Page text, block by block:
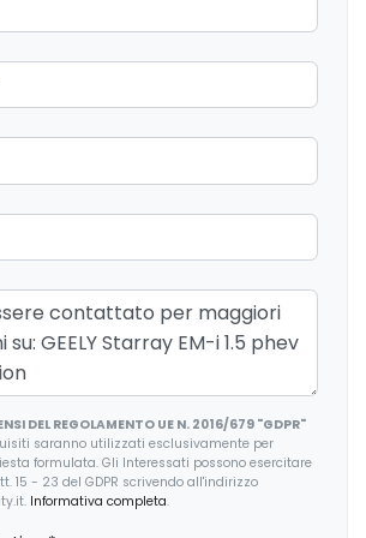
rilevamento angolo cieco
DEL REGOLAMENTO UE N. 2016/679 "GDPR"
saranno utilizzati esclusivamente per
formulata. Gli Interessati possono esercitare
15 - 23 del GDPR scrivendo all'indirizzo
Informativa completa.